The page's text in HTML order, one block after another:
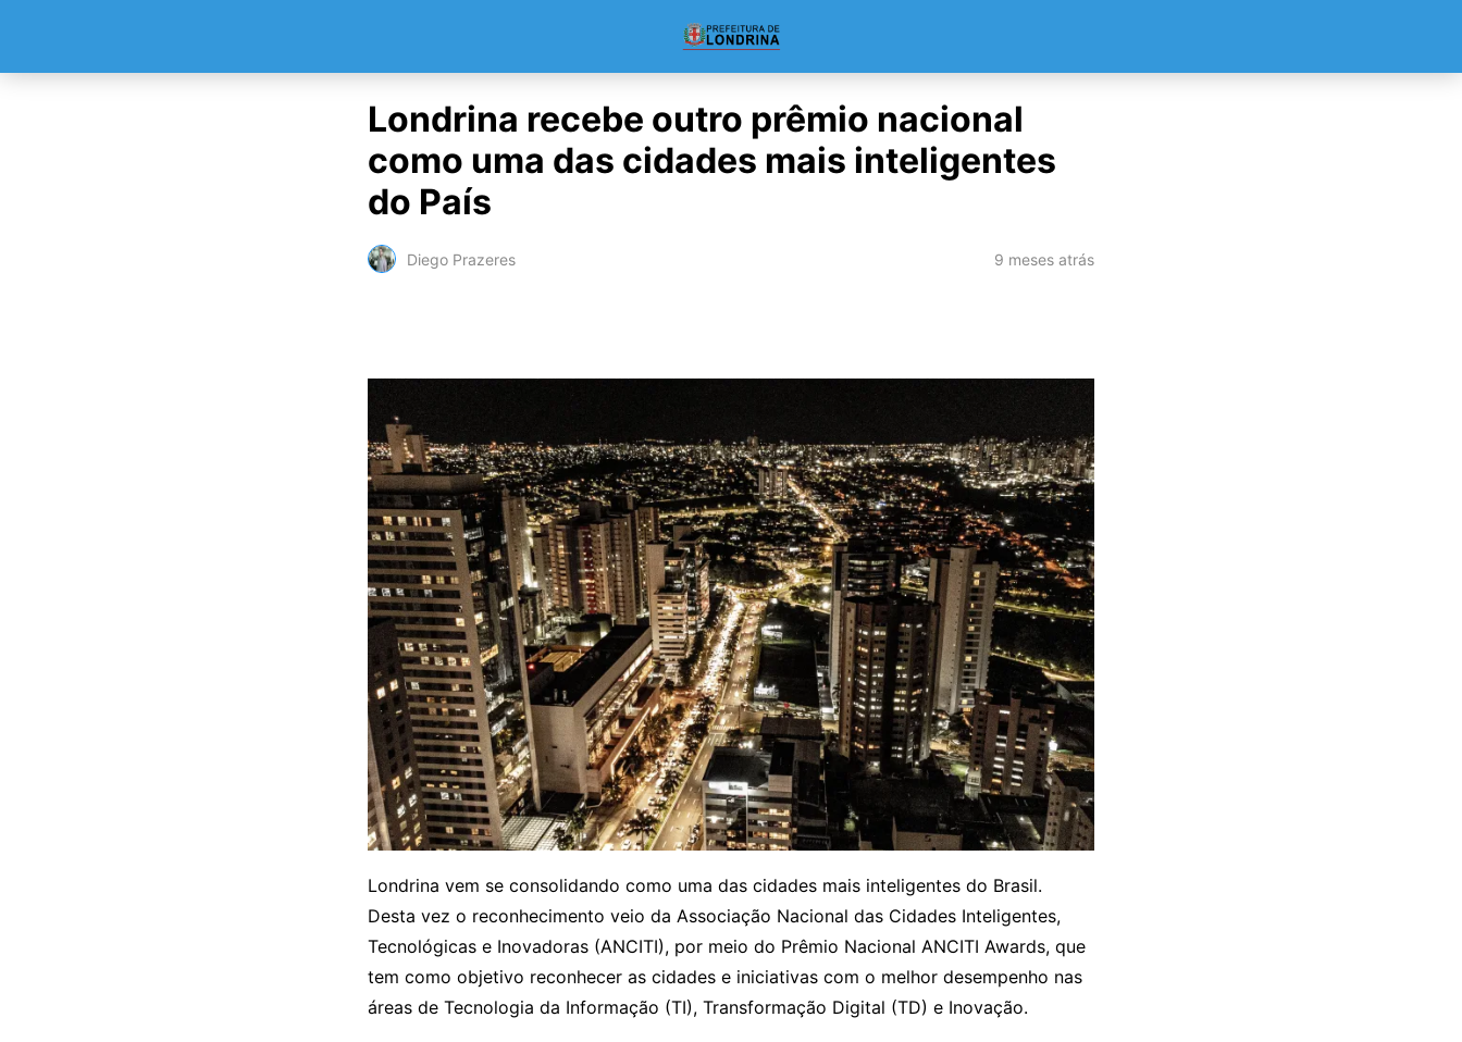
Londrina recebe outro prêmio nacional
como uma das cidades mais inteligentes
do País
Diego Prazeres 9 meses atrás
Londrina vem se consolidando como uma das cidades mais inteligentes do Brasil.
Desta vez o reconhecimento veio da Associação Nacional das Cidades Inteligentes,
Tecnológicas e Inovadoras (ANCITI), por meio do Prêmio Nacional ANCITI Awards, que
tem como objetivo reconhecer as cidades e iniciativas com o melhor desempenho nas
áreas de Tecnologia da Informação (TI), Transformação Digital (TD) e Inovação.